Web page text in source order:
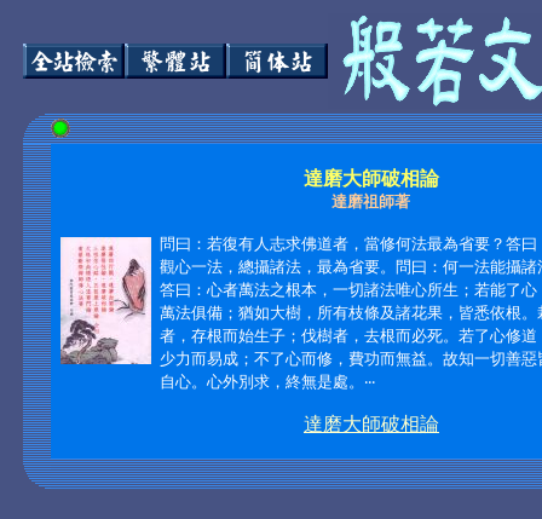
達磨大師破相論
達磨祖師著
問曰：若復有人志求佛道者，當修何法最為省要？答曰
觀心一法，總攝諸法，最為省要。問曰：何一法能攝諸
答曰：心者萬法之根本，一切諸法唯心所生；若能了心
萬法俱備；猶如大樹，所有枝條及諸花果，皆悉依根。
者，存根而始生子；伐樹者，去根而必死。若了心修道
少力而易成；不了心而修，費功而無益。故知一切善惡
自心。心外別求，終無是處。‧‧‧
達磨大師破相論